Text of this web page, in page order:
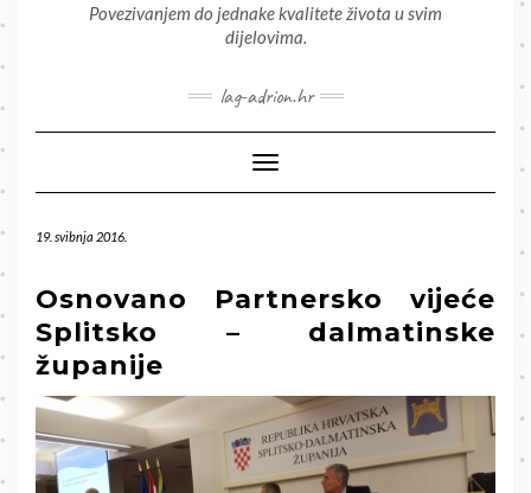
Povezivanjem do jednake kvalitete života u svim
dijelovima.
lag-adrion.hr
Toggle Navigation
19. svibnja 2016.
Osnovano Partnersko vijeće
Splitsko – dalmatinske
županije